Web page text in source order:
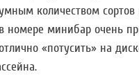
количеством
номере минибар очень
«потусить» на